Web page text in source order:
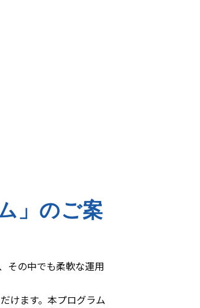
」のご案
その中でも柔軟な運用
けます。本プログラム